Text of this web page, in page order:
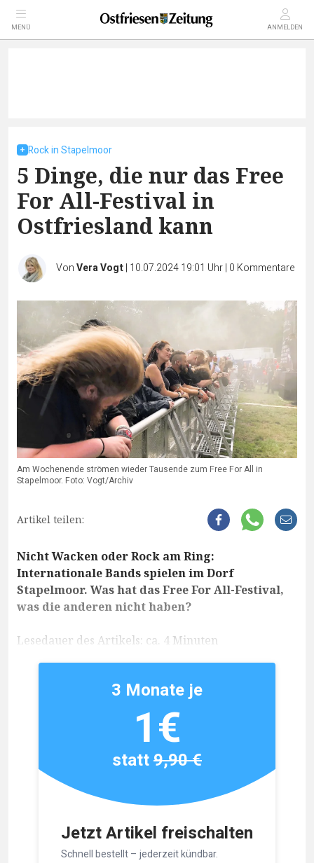
MENÜ ANMELDEN
Rock in Stapelmoor
5 Dinge, die nur das Free
For All-Festival in
Ostfriesland kann
VonVera Vogt| 10.07.2024 19:01 Uhr| 0 Kommentare
Am Wochenende strömen wieder Tausende zum Free For All in
Stapelmoor. Foto: Vogt/Archiv
Artikel teilen:
Nicht Wacken oder Rock am Ring:
Internationale Bands spielen im Dorf
Stapelmoor. Was hat das Free For All-Festival,
was die anderen nicht haben?
Lesedauer des Artikels: ca. 4 Minuten
Jetzt Artikel freischalten
Schnell bestellt – jederzeit kündbar.
3 Monate je
1€
statt9,90 €